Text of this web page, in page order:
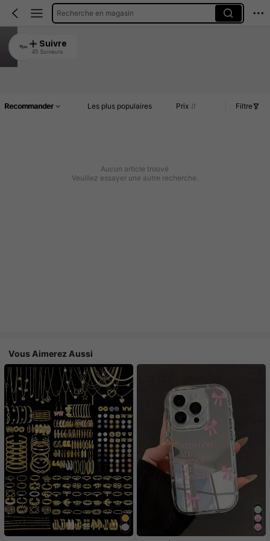
Recherche en magasin
9jsu
4.92
Suivre
45 Suiveurs
Recommander Les plus populaires Prix Filtre
Aucun article trouvé
Veuillez essayer une autre recherche.
Vous Aimerez Aussi